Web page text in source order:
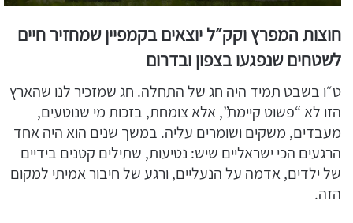
חוצות המפרץ וקק״ל יוצאים בקמפיין שמחזיר חיים
לשטחים שנפגעו בצפון ובדרום
ט״ו בשבט תמיד היה חג של התחלה. חג שמזכיר לנו שהארץ
הזו לא “פשוט קיימת”, אלא צומחת, בזכות מי שנוטעים,
מעבדים, משקים ושומרים עליה. במשך שנים הוא היה אחד
הרגעים הכי ישראליים שיש: נטיעות, שתילים קטנים בידיים
של ילדים, אדמה על הנעליים, ורגע של חיבור אמיתי למקום
הזה.